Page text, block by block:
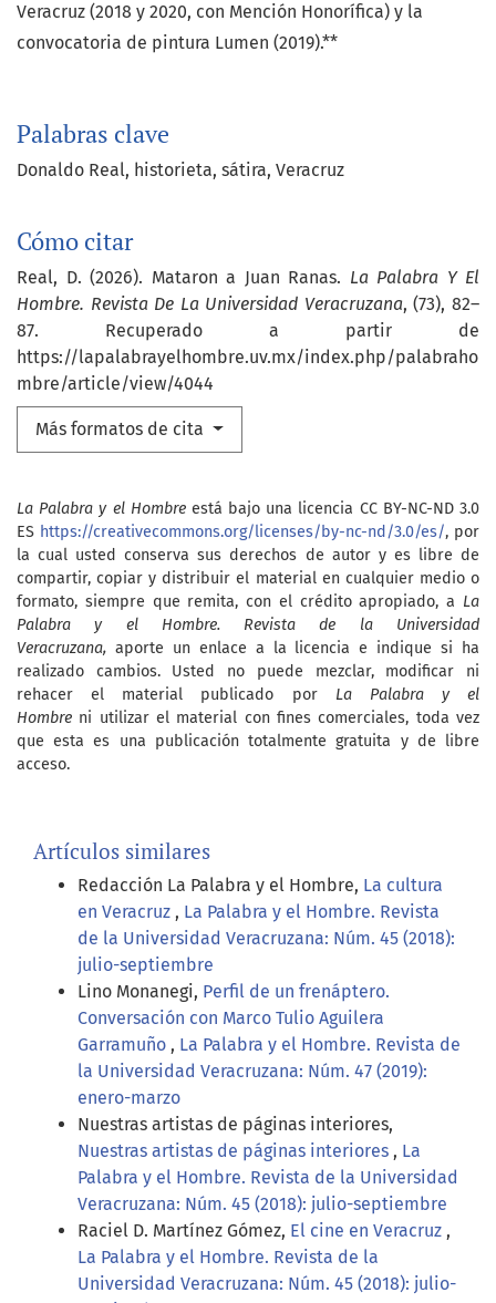
Palabras clave
Donaldo Real historieta sátira Veracruz
Cómo citar
Real, D. (2026). Mataron a Juan Ranas. La Palabra Y El
Hombre. Revista De La Universidad Veracruzana, (73), 82–
87. Recuperado a partir de
https://lapalabrayelhombre.uv.mx/index.php/palabraho
mbre/article/view/4044
Más formatos de cita
Veracruz (2018 y 2020, con Mención Honorífica) y la
convocatoria de pintura Lumen (2019).**
La Palabra y el Hombreestá bajo una licencia CC BY-NC-ND 3.0
ES https://creativecommons.org/licenses/by-nc-nd/3.0/es/, por
la cual usted conserva sus derechos de autor y es libre de
compartir, copiar y distribuir el material en cualquier medio o
formato, siempre que remita, con el crédito apropiado, a La
Palabra y el Hombre. Revista de la Universidad
Veracruzana, aporte un enlace a la licencia e indique si ha
realizado cambios. Usted no puede mezclar, modificar ni
rehacer el material publicado por La Palabra y el
Hombre ni utilizar el material con fines comerciales, toda vez
que esta es una publicación totalmente gratuita y de libre
acceso.
Artículos similares
Redacción La Palabra y el Hombre, La cultura
en Veracruz , La Palabra y el Hombre. Revista
de la Universidad Veracruzana: Núm. 45 (2018):
julio-septiembre
Lino Monanegi, Perfil de un frenáptero.
Conversación con Marco Tulio Aguilera
Garramuño , La Palabra y el Hombre. Revista de
la Universidad Veracruzana: Núm. 47 (2019):
enero-marzo
Nuestras artistas de páginas interiores,
Nuestras artistas de páginas interiores , La
Palabra y el Hombre. Revista de la Universidad
Veracruzana: Núm. 45 (2018): julio-septiembre
Raciel D. Martínez Gómez, El cine en Veracruz ,
La Palabra y el Hombre. Revista de la
Universidad Veracruzana: Núm. 45 (2018): julio-